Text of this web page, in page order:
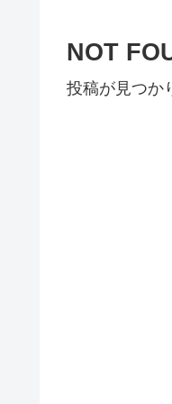
NOT
投稿が見つか